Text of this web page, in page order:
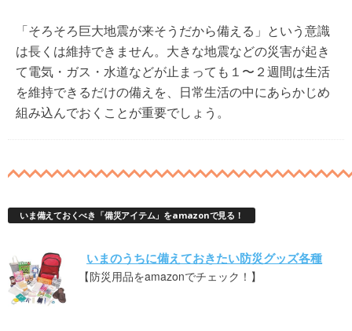
「そろそろ巨大地震が来そうだから備える」という意識
は長くは維持できません。大きな地震などの災害が起き
て電気・ガス・水道などが止まっても１〜２週間は生活
を維持できるだけの備えを、日常生活の中にあらかじめ
組み込んでおくことが重要でしょう。
いま備えておくべき「備災アイテム」をamazonで見る！
いまのうちに備えておきたい防災グッズ各種
【防災用品をamazonでチェック！】